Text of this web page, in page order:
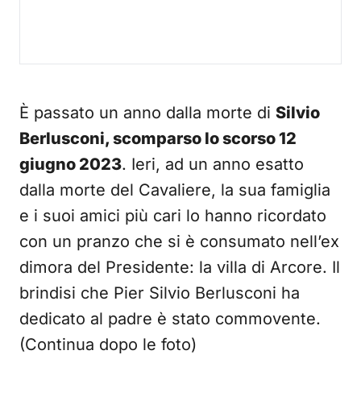
È passato un anno dalla morte di Silvio
Berlusconi, scomparso lo scorso 12
giugno 2023. Ieri, ad un anno esatto
dalla morte del Cavaliere, la sua famiglia
e i suoi amici più cari lo hanno ricordato
con un pranzo che si è consumato nell’ex
dimora del Presidente: la villa di Arcore. Il
brindisi che Pier Silvio Berlusconi ha
dedicato al padre è stato commovente.
(Continua dopo le foto)